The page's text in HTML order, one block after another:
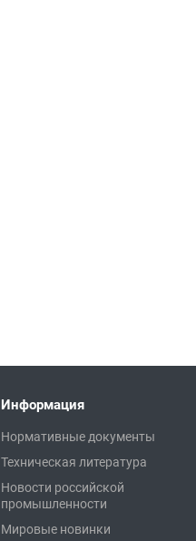
Информация
Нормативные документы
Техническая литература
Новости российской
промышленности
Мировые новинки